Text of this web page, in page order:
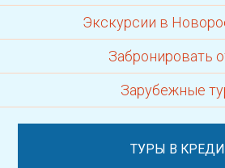
Экскурсии в
Забронировать
Зарубежные
ТУРЫ В